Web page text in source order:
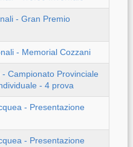
- Gran Premio
- Memorial Cozzani
Campionato Provinciale
- 4 prova
- Presentazione
- Presentazione